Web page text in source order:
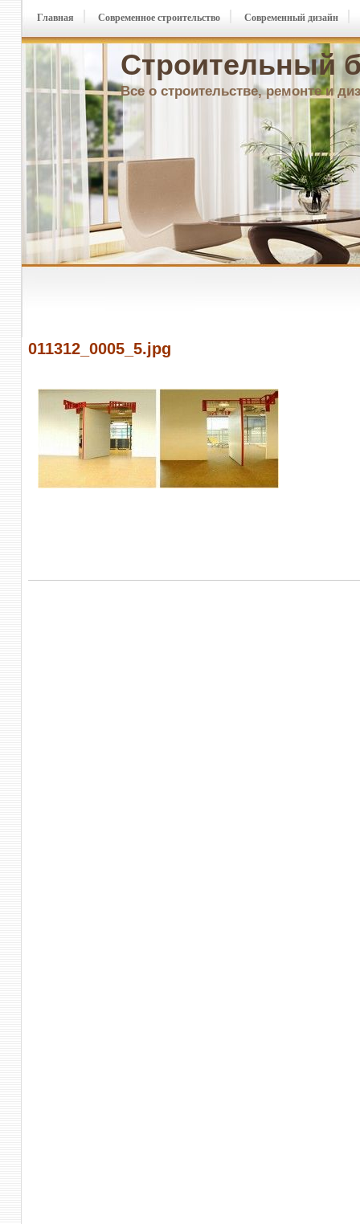
Строительный
Все о строительстве, ремонте и
Главная Современное строительство Современный дизайн
011312_0005_5.jpg